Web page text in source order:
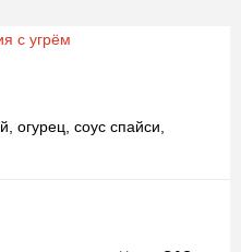
огурец, соус спайси,